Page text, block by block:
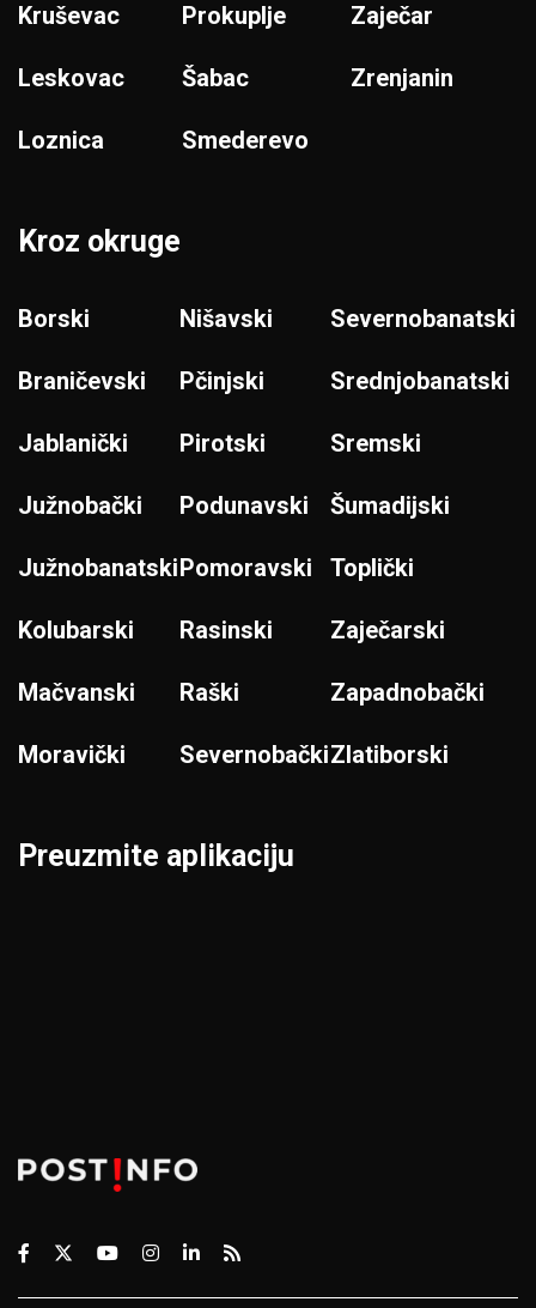
Kruševac
Leskovac
Loznica
Prokuplje
Šabac
Smederevo
Zaječar
Zrenjanin
Kroz okruge
Borski
Braničevski
Jablanički
Južnobački
Južnobanatski
Kolubarski
Mačvanski
Moravički
Nišavski
Pčinjski
Pirotski
Podunavski
Pomoravski
Rasinski
Raški
Severnobački
Severnobanatski
Srednjobanatski
Sremski
Šumadijski
Toplički
Zaječarski
Zapadnobački
Zlatiborski
Preuzmite aplikaciju